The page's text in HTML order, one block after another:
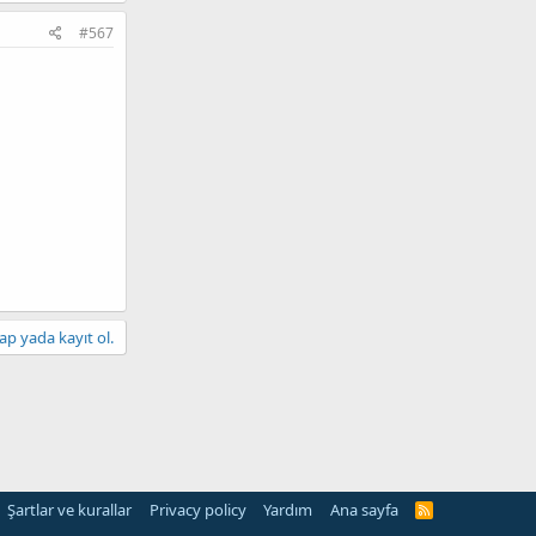
#567
yada kayıt ol.
Şartlar ve kurallar Privacy policy Yardım Ana sayfa
R